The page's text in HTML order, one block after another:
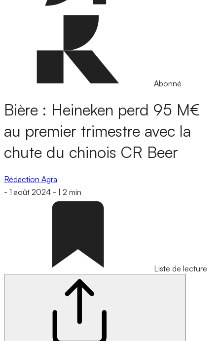
Abonné
Bière : Heineken perd 95 M€
au premier trimestre avec la
chute du chinois CR Beer
Rédaction Agra
- 1 août 2024 - 2 min
Liste de lecture